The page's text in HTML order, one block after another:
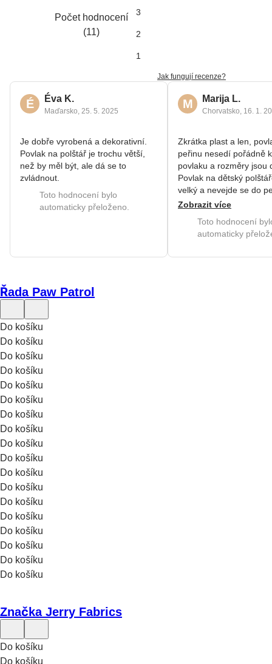
Počet hodnocení
(11)
3
2
1
Jak fungují recenze?
É Éva K.
Maďarsko 25. 5. 2025
Je dobře vyrobená a dekorativní.
Povlak na polštář je trochu větší,
než by měl být, ale dá se to
zvládnout.
Toto hodnocení bylo
automaticky přeloženo.
M Marija L.
Chorvatsko 16. 1.
Zkrátka plast a len,
peřinu nesedí pořádně
povlaku a rozměry jsou
Povlak na dětský
velký a nevejde se do
Zobrazit více
Toto hodnocení
automaticky
Řada Paw Patrol
Do košíku
Do košíku
Do košíku
Do košíku
Do košíku
Do košíku
Do košíku
Do košíku
Do košíku
Do košíku
Do košíku
Do košíku
Do košíku
Do košíku
Do košíku
Do košíku
Do košíku
Do košíku
Značka Jerry Fabrics
Do košíku
Do košíku